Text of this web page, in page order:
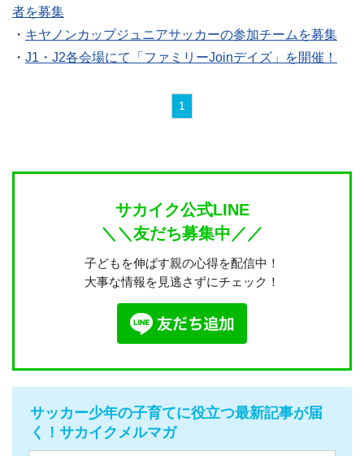
者を募集
・ キヤノンカップジュニアサッカーの参加チームを募集
・ J1・J2各会場にて「ファミリーJoinデイズ」を開催！
1
サカイク公式LINE
＼＼友だち募集中／／
子どもを伸ばす親の心得を配信中！
大事な情報を見逃さずにチェック！
サッカー少年の子育てに役立つ最新記事が届
く！サカイクメルマガ